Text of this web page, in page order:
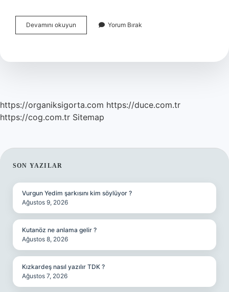
Devamını okuyun Koçtaşta
Kitaplık
Yorum Bırak
https://organiksigorta.com https://duce.com.tr
https://cog.com.tr Sitemap
SIDEBAR
SON YAZILAR
Vurgun Yedim şarkısını kim söylüyor ?
Ağustos 9, 2026
Kutanöz ne anlama gelir ?
Ağustos 8, 2026
Kızkardeş nasıl yazılır TDK ?
Ağustos 7, 2026